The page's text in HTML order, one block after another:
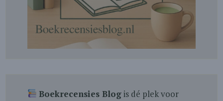
Boekrecensies Blogis dé plek voor